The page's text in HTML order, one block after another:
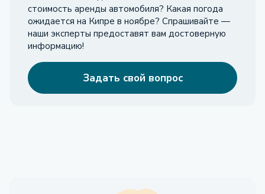
стоимость аренды автомобиля? Какая погода
ожидается на Кипре в ноябре? Спрашивайте —
наши эксперты предоставят вам достоверную
информацию!
Задать свой вопрос